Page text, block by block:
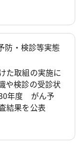
・検診等実態
た取組の実施に
や検診の受診状
年度 がん予
結果を公表